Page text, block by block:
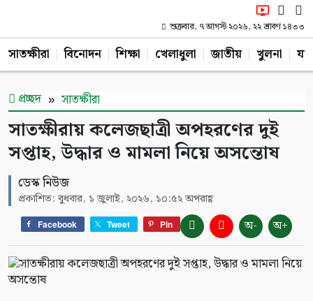
শুক্রবার, ৭ আগস্ট ২০২৬, ২২ শ্রাবণ ১৪৩৩
সাতক্ষীরা বিনোদন শিক্ষা খেলাধুলা জাতীয় খুলনা
প্রচ্ছদ সাতক্ষীরা
সাতক্ষীরায় কলেজছাত্রী অপহরণের দুই
সপ্তাহ, উদ্ধার ও মামলা নিয়ে অসন্তোষ
ডেস্ক নিউজ
প্রকাশিত: বুধবার, ১ জুলাই, ২০২৬, ১০:৫২ অপরাহ্ণ
Facebook Tweet Pin অ- অ+